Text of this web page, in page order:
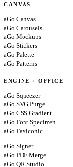
CANVAS
aGo Canvas
aGo Carousels
aGo Mockups
aGo Stickers
aGo Palette
aGo Patterns
ENGINE + OFFICE
aGo Squeezer
aGo SVG Purge
aGo CSS Gradient
aGo Font Specimen
aGo Faviconic
aGo Signer
aGo PDF Merge
aGo QR Studio